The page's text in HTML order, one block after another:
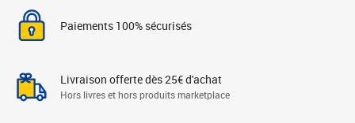
Paiements 100% sécurisés
Livraison offerte dès 25€ d'achat
Hors livres et hors produits marketplace